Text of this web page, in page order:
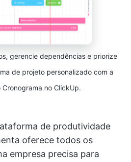
gerencie dependências e priorize
de projeto personalizado com a
no ClickUp.
de produtividade
oferece todos os
empresa precisa para